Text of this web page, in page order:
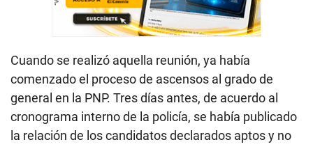
Cuando se realizó aquella reunión, ya había
comenzado el proceso de ascensos al grado de
general en la PNP. Tres días antes, de acuerdo al
cronograma interno de la policía, se había publicado
la relación de los candidatos declarados aptos y no